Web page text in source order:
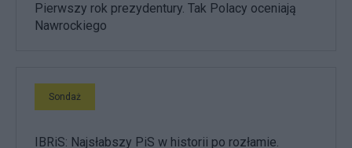
Pierwszy rok prezydentury. Tak Polacy oceniają
Nawrockiego
Sondaż
IBRiS: Najsłabszy PiS w historii po rozłamie.